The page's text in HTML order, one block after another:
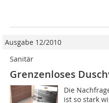
Ausgabe 12/2010
Sanitär
Grenzenloses
Die
ist so stark